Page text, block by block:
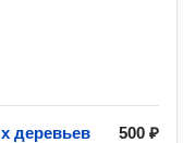
деревьев 500 ₽